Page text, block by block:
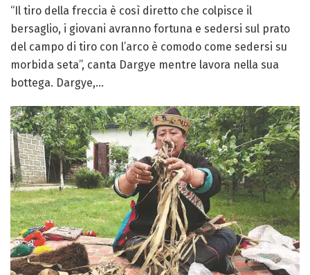
“Il tiro della freccia è così diretto che colpisce il
bersaglio, i giovani avranno fortuna e sedersi sul prato
del campo di tiro con l’arco è comodo come sedersi su
morbida seta”, canta Dargye mentre lavora nella sua
bottega. Dargye,...